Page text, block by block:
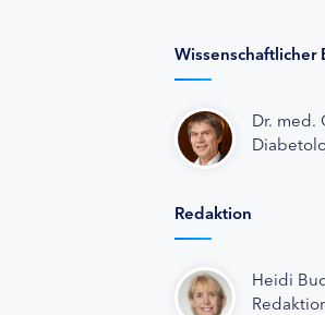
Wissenschaftlicher
Dr. med.
Redaktion
Heidi